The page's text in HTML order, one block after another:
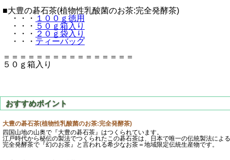
■大豊の碁石茶(植物性乳酸菌のお茶:完全発酵茶)
・・・ １００ｇ徳用
・・・ ５０ｇ箱入り
・・・ ２０ｇ袋入り
・・・ ティーバッグ
＝＝＝＝＝＝＝＝＝＝＝＝＝＝＝＝
５０ｇ箱入り
大豊の碁石茶(植物性乳酸菌のお茶:完全発酵茶)
四国山地の山奥で『大豊の碁石茶』はつくられています。
江戸時代から秘伝の製法でつくられたこの碁石茶は、日本で唯一の伝統製法による
完全発酵茶で『幻のお茶』と言われる希少なお茶＝地域限定伝統生産物です。